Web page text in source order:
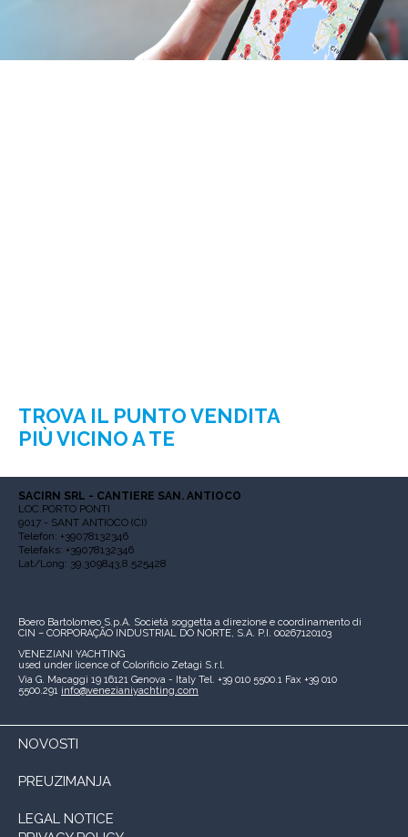
TROVA IL PUNTO VENDITA
PIÙ VICINO A TE
SACIRN SRL - CANTIERE SAN. ANTIOCO
LOC.PORTO PONTI
9017 - SANT ANTIOCO (CI)
Telefon: +39078132346
Telefaks: +39078132346
Lat/Long: 39.309843,8.525428
Boero Bartolomeo S.p.A. Società soggetta a direzione e coordinamento di
CIN – CORPORAÇÃO INDUSTRIAL DO NORTE, S.A. P.I. 00267120103
VENEZIANI YACHTING
used under licence of Colorificio Zetagi S.r.l.
Via G. Macaggi 19 16121 Genova - Italy Tel. +39 010 5500.1 Fax +39 010
5500.291 info@venezianiyachting.com
NOVOSTI
PREUZIMANJA
LEGAL NOTICE